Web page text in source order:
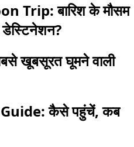
Trip: बारिश के मौसम
खूबसूरत घूमने वाली
कैसे पहुंचें, कब